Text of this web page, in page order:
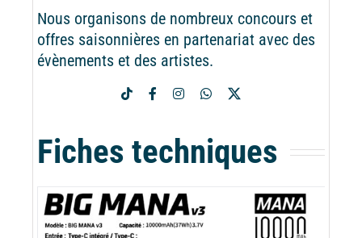
Nous organisons de nombreux concours et
offres saisonnières en partenariat avec des
évènements et des artistes.
Fiches techniques